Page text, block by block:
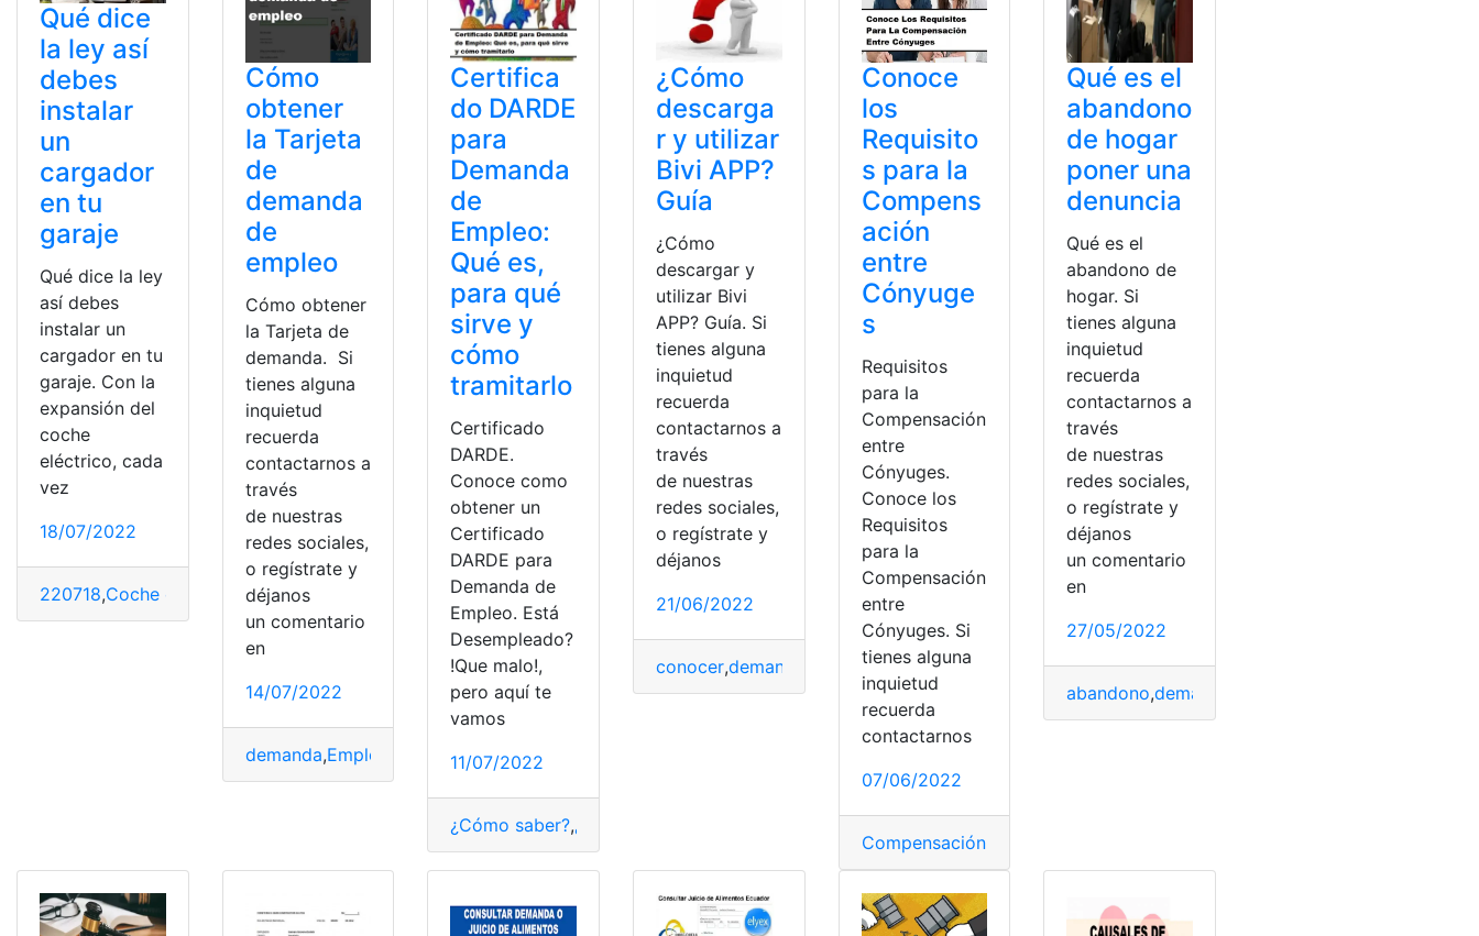
Qué dice
la ley así
debes
instalar
un
cargador
en tu
garaje
Qué dice la ley
así debes
instalar un
cargador en tu
garaje. Con la
expansión del
coche
eléctrico, cada
vez
18/07/2022
220718,Coche eléctrico Conductor España,hibridos,Potencia
Cómo
obtener
la Tarjeta
de
demanda
de
empleo
Cómo obtener
la Tarjeta de
demanda. Si
tienes alguna
inquietud
recuerda
contactarnos a
través
de nuestras
redes sociales,
o regístrate y
déjanos
un comentario
en
14/07/2022
demanda,Empleo España,Renovar,tarjeta
Certifica
do DARDE
para
Demanda
de
Empleo:
Qué es,
para qué
sirve y
cómo
tramitarlo
Certificado
DARDE.
Conoce como
obtener un
Certificado
DARDE para
Demanda de
Empleo. Está
Desempleado?
!Que malo!,
pero aquí te
vamos
11/07/2022
¿Cómo saber?,¿Qué es?
¿Cómo
descarga
r y utilizar
Bivi APP?
Guía
¿Cómo
descargar y
utilizar Bivi
APP? Guía. Si
tienes alguna
inquietud
recuerda
contactarnos a
través
de nuestras
redes sociales,
o regístrate y
déjanos
21/06/2022
conocer,demanda España,formulario,incapacitación judicial
Conoce
los
Requisito
s para la
Compens
ación
entre
Cónyuge
s
Requisitos
para la
Compensación
entre
Cónyuges.
Conoce los
Requisitos
para la
Compensación
entre
Cónyuges. Si
tienes alguna
inquietud
recuerda
contactarnos
07/06/2022
Compensación entre cónyugues
Qué es el
abandono
de hogar
poner una
denuncia
Qué es el
abandono de
hogar. Si
tienes alguna
inquietud
recuerda
contactarnos a
través
de nuestras
redes sociales,
o regístrate y
déjanos
un comentario
en
27/05/2022
abandono,demanda